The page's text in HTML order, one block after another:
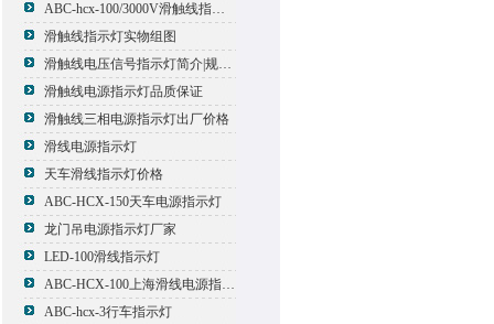
ABC-hcx-100/3000V滑触线指示灯
滑触线指示灯实物组图
滑触线电压信号指示灯简介|规格|型号
滑触线电源指示灯品质保证
滑触线三相电源指示灯出厂价格
滑线电源指示灯
天车滑线指示灯价格
ABC-HCX-150天车电源指示灯
龙门吊电源指示灯厂家
LED-100滑线指示灯
ABC-HCX-100上海滑线电源指示灯厂家
ABC-hcx-3行车指示灯